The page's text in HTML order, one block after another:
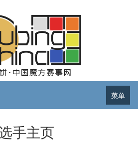
菜单
手主页